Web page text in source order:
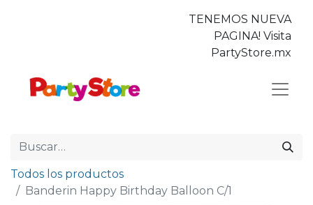
TENEMOS NUEVA
PAGINA! Visita
PartyStore.mx
Todos los productos
Banderin Happy Birthday Balloon C/1